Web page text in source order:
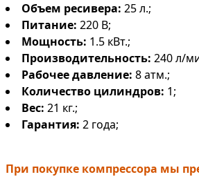
Объем ресивера: 25 л.;
Питание: 220 В;
Мощность: 1.5 кВт.;
Производительность: 240 л/
Рабочее давление: 8 атм.;
Количество цилиндров: 1;
Вес: 21 кг.;
Гарантия: 2 года;
При покупке компрессора мы